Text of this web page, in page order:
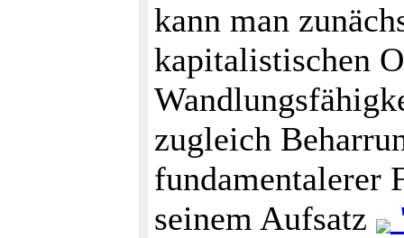
kann man
kapitalistischen
zugleich
fundamentalerer
seinem Aufsatz